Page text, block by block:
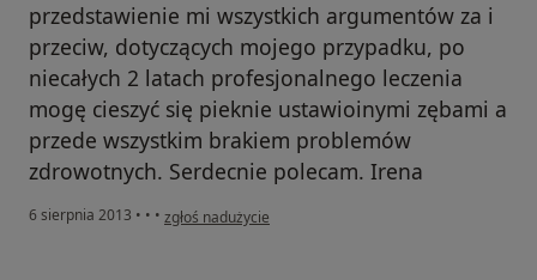
przedstawienie mi wszystkich argumentów za i
przeciw, dotyczących mojego przypadku, po
niecałych 2 latach profesjonalnego leczenia
mogę cieszyć się pieknie ustawioinymi zębami a
przede wszystkim brakiem problemów
zdrowotnych. Serdecnie polecam. Irena
6 sierpnia 2013 • • • w opinii użytkownika Konto zostało usunięte
zgłoś nadużycie